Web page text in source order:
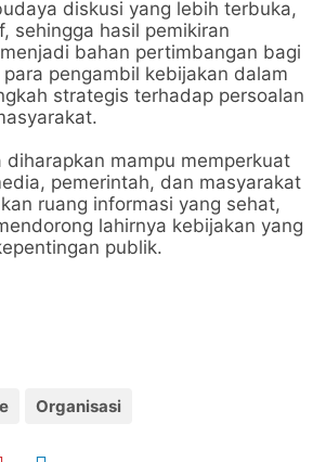
diskusi yang lebih terbuka,
sehingga hasil pemikiran
bahan pertimbangan bagi
pengambil kebijakan dalam
strategis terhadap persoalan
diharapkan mampu memperkuat
pemerintah, dan masyarakat
ruang informasi yang sehat,
lahirnya kebijakan yang
publik.
Organisasi